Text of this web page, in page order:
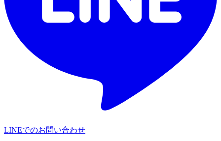
LINEでのお問い合わせ